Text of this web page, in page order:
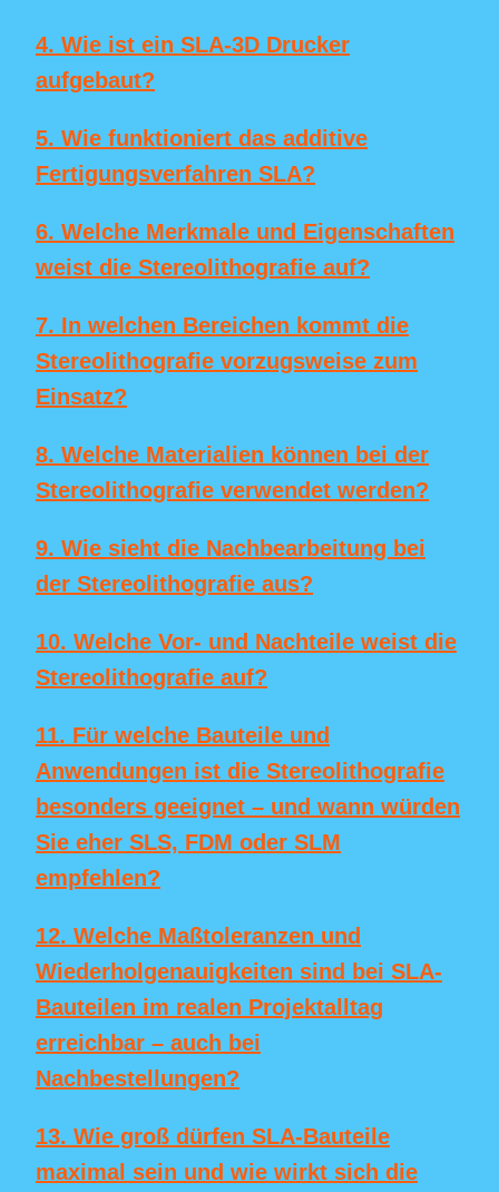
4. Wie ist ein SLA-3D Drucker
aufgebaut?
5. Wie funktioniert das additive
Fertigungsverfahren SLA?
6. Welche Merkmale und Eigenschaften
weist die Stereolithografie auf?
7. In welchen Bereichen kommt die
Stereolithografie vorzugsweise zum
Einsatz?
8. Welche Materialien können bei der
Stereolithografie verwendet werden?
9. Wie sieht die Nachbearbeitung bei
der Stereolithografie aus?
10. Welche Vor- und Nachteile weist die
Stereolithografie auf?
11. Für welche Bauteile und
Anwendungen ist die Stereolithografie
besonders geeignet – und wann würden
Sie eher SLS, FDM oder SLM
empfehlen?
12. Welche Maßtoleranzen und
Wiederholgenauigkeiten sind bei SLA-
Bauteilen im realen Projektalltag
erreichbar – auch bei
Nachbestellungen?
13. Wie groß dürfen SLA-Bauteile
maximal sein und wie wirkt sich die